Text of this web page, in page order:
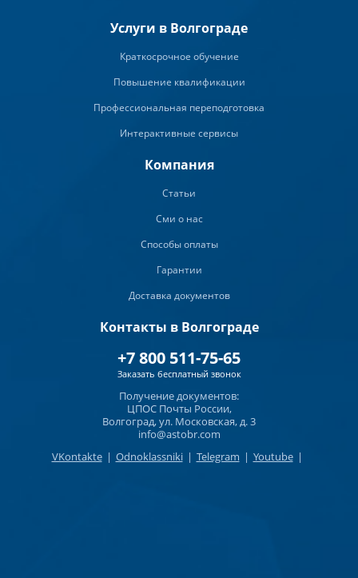
Услуги в Волгограде
Краткосрочное обучение
Повышение квалификации
Профессиональная переподготовка
Интерактивные сервисы
Компания
Статьи
Сми о нас
Способы оплаты
Гарантии
Доставка документов
Контакты в Волгограде
+7 800 511-75-65
Заказать бесплатный звонок
Получение документов:
ЦПОС Почты России,
Волгоград, ул. Московская, д. 3
info@astobr.com
VKontakte | Odnoklassniki | Telegram | Youtube |